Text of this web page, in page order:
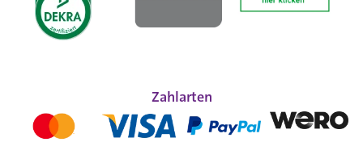
Zahlarten